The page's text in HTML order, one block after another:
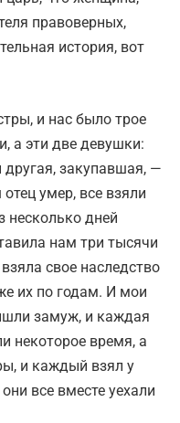
правоверных,
история, вот
и нас было трое
а эти две девушки:
другая, закупавшая, —
умер, все взяли
несколько дней
нам три тысячи
свое наследство
их по годам. И мои
замуж, и каждая
некоторое время, а
и каждый взял у
все вместе уехали